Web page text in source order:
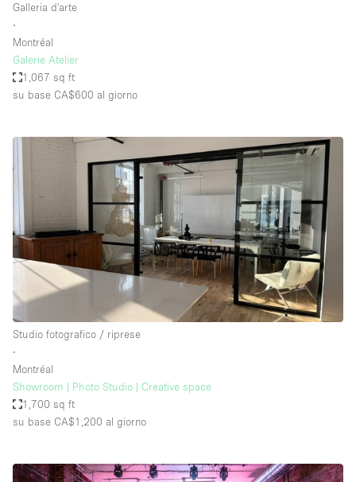
Galleria d'arte
∙
Montréal
Galerie Atelier
1,067 sq ft
su base CA$600 al giorno
Studio fotografico / riprese
∙
Montréal
Showroom | Photo Studio | Creative space
1,700 sq ft
su base CA$1,200 al giorno